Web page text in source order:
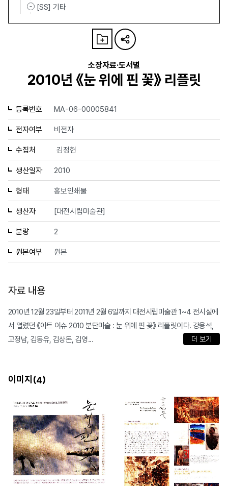
[SS] 기타
소장자료·도서별
2010년 《눈 위에 핀 꽃》 리플릿
등록번호 MA-06-00005841
전자여부 비전자
수집처 김정헌
생산일자 2010
형태 홍보인쇄물
생산자 [대전시립미술관]
분량 2
원본여부 원본
자료 내용
2010년 12월 23일부터 2011년 2월 6일까지 대전시립미술관 1~4 전시실에
서 열렸던 《아트 이슈 2010 분단미술 : 눈 위에 핀 꽃》 리플릿이다. 강용석,
고정남, 김동유, 김상돈, 김영...
더 보기
이미지(4)